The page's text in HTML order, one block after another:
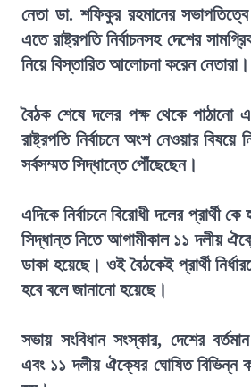
নেতা ডা. শফিকুর রহমানের
এতে রাষ্ট্রপতি নির্বাচনসহ দেশের
নিয়ে বিস্তারিত আলোচনা করেন নেতারা।
বৈঠক শেষে দলের পক্ষ থেকে পাঠানো
রাষ্ট্রপতি নির্বাচনে অংশ নেওয়ার বিষয়ে
সর্বসম্মত সিদ্ধান্তে পৌঁছেছেন।
এদিকে নির্বাচনে বিরোধী দলের প্রার্থী
সিদ্ধান্ত নিতে আগামীকাল ১১ দলীয়
ডাকা হয়েছে। ওই বৈঠকেই প্রার্থী
হবে বলে জানানো হয়েছে।
সভায় সংবিধান সংস্কার, দেশের
এবং ১১ দলীয় ঐক্যের ঘোষিত বিভিন্ন